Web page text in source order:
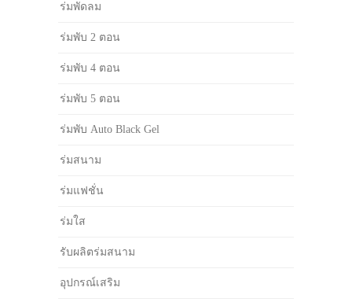
ร่มพัดลม
ร่มพับ 2 ตอน
ร่มพับ 4 ตอน
ร่มพับ 5 ตอน
ร่มพับ Auto Black Gel
ร่มสนาม
ร่มแฟชั่น
ร่มใส
รับผลิตร่มสนาม
อุปกรณ์เสริม